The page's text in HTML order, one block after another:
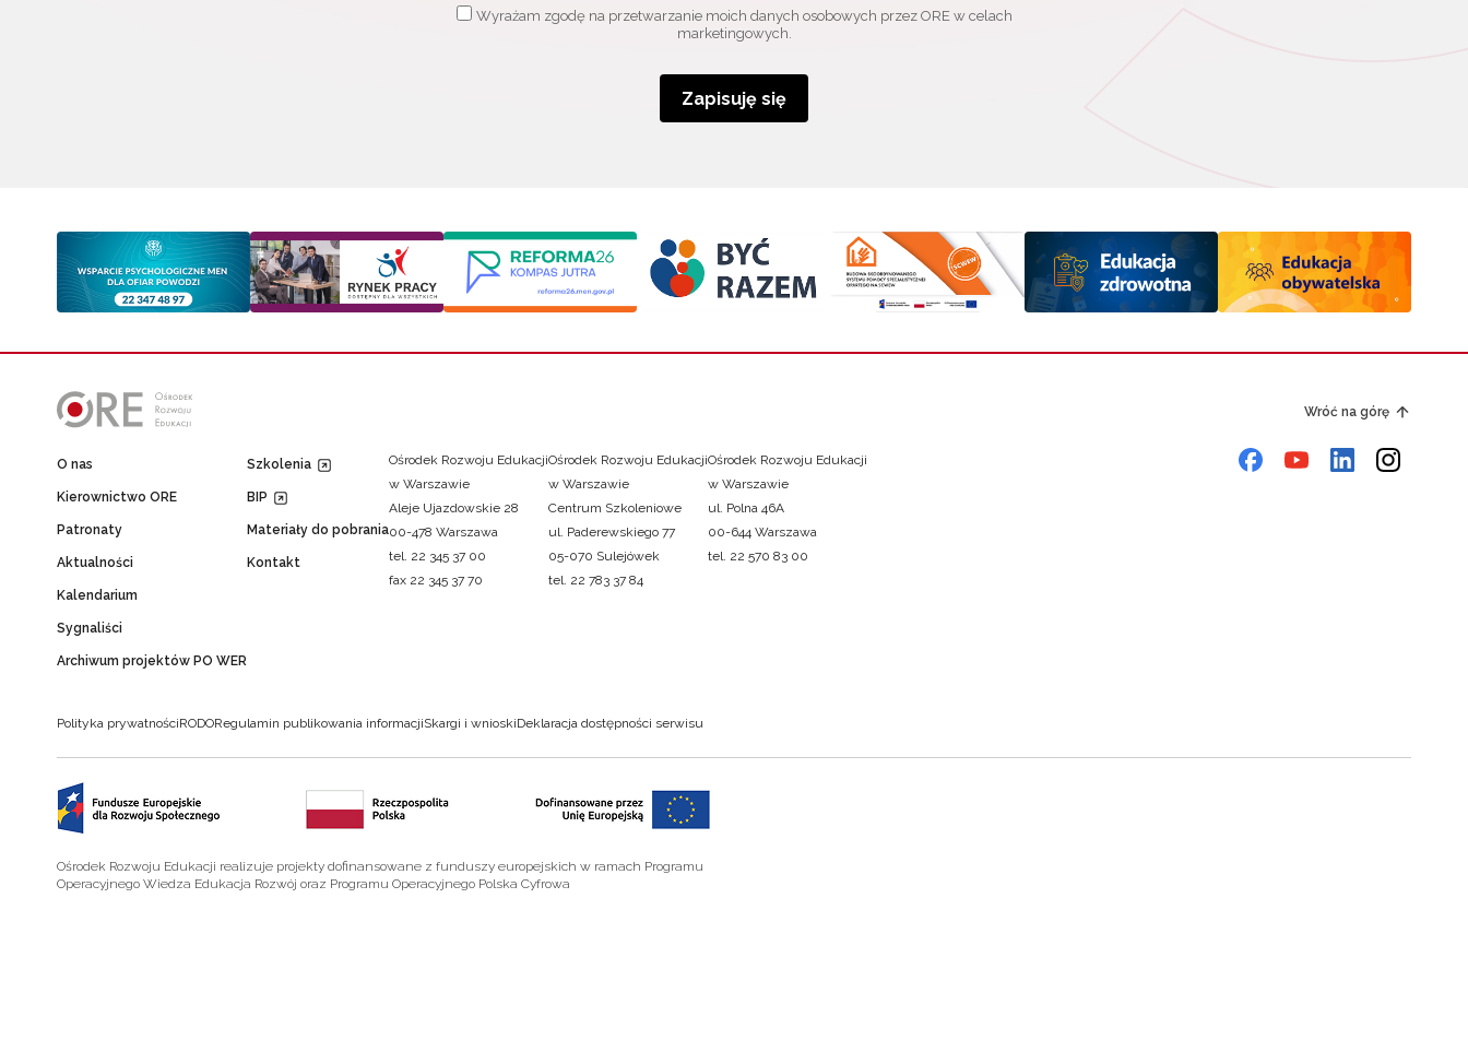
Wyrażam zgodę na przetwarzanie moich danych osobowych przez ORE w celach
marketingowych.
Zapisuję się
Wróć na górę
O nas
Kierownictwo ORE
Patronaty
Aktualności
Kalendarium
Sygnaliści
Archiwum projektów PO WER
Szkolenia
BIP
Materiały do pobrania
Kontakt
Ośrodek Rozwoju Edukacji
w Warszawie
Aleje Ujazdowskie 28
00-478 Warszawa
tel. 22 345 37 00
fax 22 345 37 70
Ośrodek Rozwoju Edukacji
w Warszawie
Centrum Szkoleniowe
ul. Paderewskiego 77
05-070 Sulejówek
tel. 22 783 37 84
Ośrodek Rozwoju Edukacji
w Warszawie
ul. Polna 46A
00-644 Warszawa
tel. 22 570 83 00
Polityka prywatnościRODORegulamin publikowania informacjiSkargi i wnioskiDeklaracja dostępności serwisu
Ośrodek Rozwoju Edukacji realizuje projekty dofinansowane z funduszy europejskich w ramach Programu
Operacyjnego Wiedza Edukacja Rozwój oraz Programu Operacyjnego Polska Cyfrowa